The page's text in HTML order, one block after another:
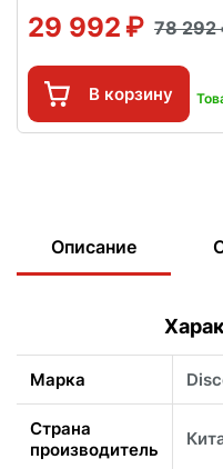
29 992 78 292
В корзину
Описание
Марка
Страна
производитель